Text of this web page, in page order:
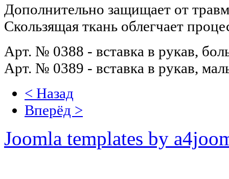
Дополнительно защищает от
Скользящая ткань облегчает
Арт. № 0388 - вставка в рукав,
Арт. № 0389 - вставка в рукав,
< Назад
Вперёд >
Joomla templates by